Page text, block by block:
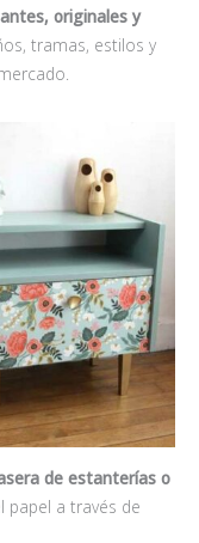
originales y
tramas, estilos y
de estanterías o
papel a través de